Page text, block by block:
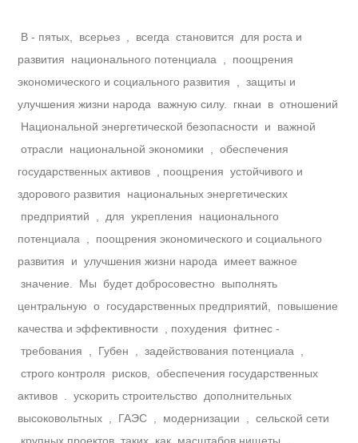
В - пятых, всерьез , всегда становится для роста и
развития национального потенциала , поощрения
экономического и социального развития , защиты и
улучшения жизни народа важную силу. гкнаи в отношений
Национальной энергетической безопасности и важной
отрасли национальной экономики , обеспечения
государственных активов , поощрения устойчивого и
здорового развития национальных энергетических
предприятий , для укрепления национального
потенциала , поощрения экономического и социального
развития и улучшения жизни народа имеет важное
значение. Мы будет добросовестно выполнять
центральную о государственных предприятий, повышение
качества и эффективности , похудения фитнес -
требования , Губен , задействования потенциала ,
строго контроля рисков, обеспечения государственных
активов . ускорить строительство дополнительных
высоковольтных , ГАЭС , модернизации , сельской сети
крупных проектов, таких, как масштабов нищеты ,